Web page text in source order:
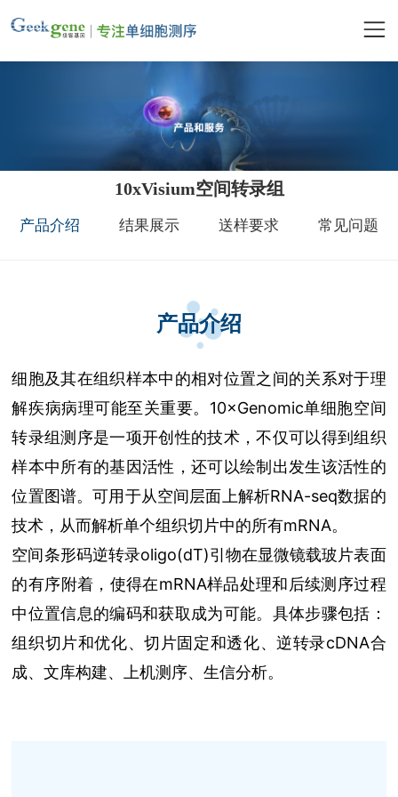
10xVisium空间转录组
产品介绍 结果展示 送样要求 常见问题
产品介绍
细胞及其在组织样本中的相对位置之间的关系对于理
解疾病病理可能至关重要。10×Genomic单细胞空间
转录组测序是一项开创性的技术，不仅可以得到组织
样本中所有的基因活性，还可以绘制出发生该活性的
位置图谱。可用于从空间层面上解析RNA-seq数据的
技术，从而解析单个组织切片中的所有mRNA。
空间条形码逆转录oligo(dT)引物在显微镜载玻片表面
的有序附着，使得在mRNA样品处理和后续测序过程
中位置信息的编码和获取成为可能。具体步骤包括：
组织切片和优化、切片固定和透化、逆转录cDNA合
成、文库构建、上机测序、生信分析。